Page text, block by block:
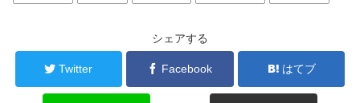
シェアする
Twitter Facebook はてブ